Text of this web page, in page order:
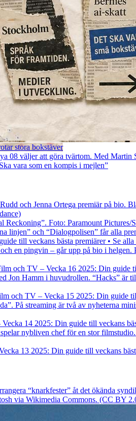
stora bokstäver
08 väljer att göra tvärtom. Med
vara som en kompis i mejlen”
och Jenna Ortega premiär på bio.
linjen” och “Dialogpolisen” får alla
till veckans bästa premiärer • Se alla
en pingvin – går upp på bio i
och TV – Vecka 16 2025: Din guide
Jon Hamm i huvudrollen. “Hacks”
och TV – Vecka 15 2025: Din guide
På streaming är två av nyheterna
14 2025: Din guide till veckans
nybliven chef för en stor
13 2025: Din guide till veckans
“knarkfester” åt det ökända
via Wikimedia Commons. (CC BY